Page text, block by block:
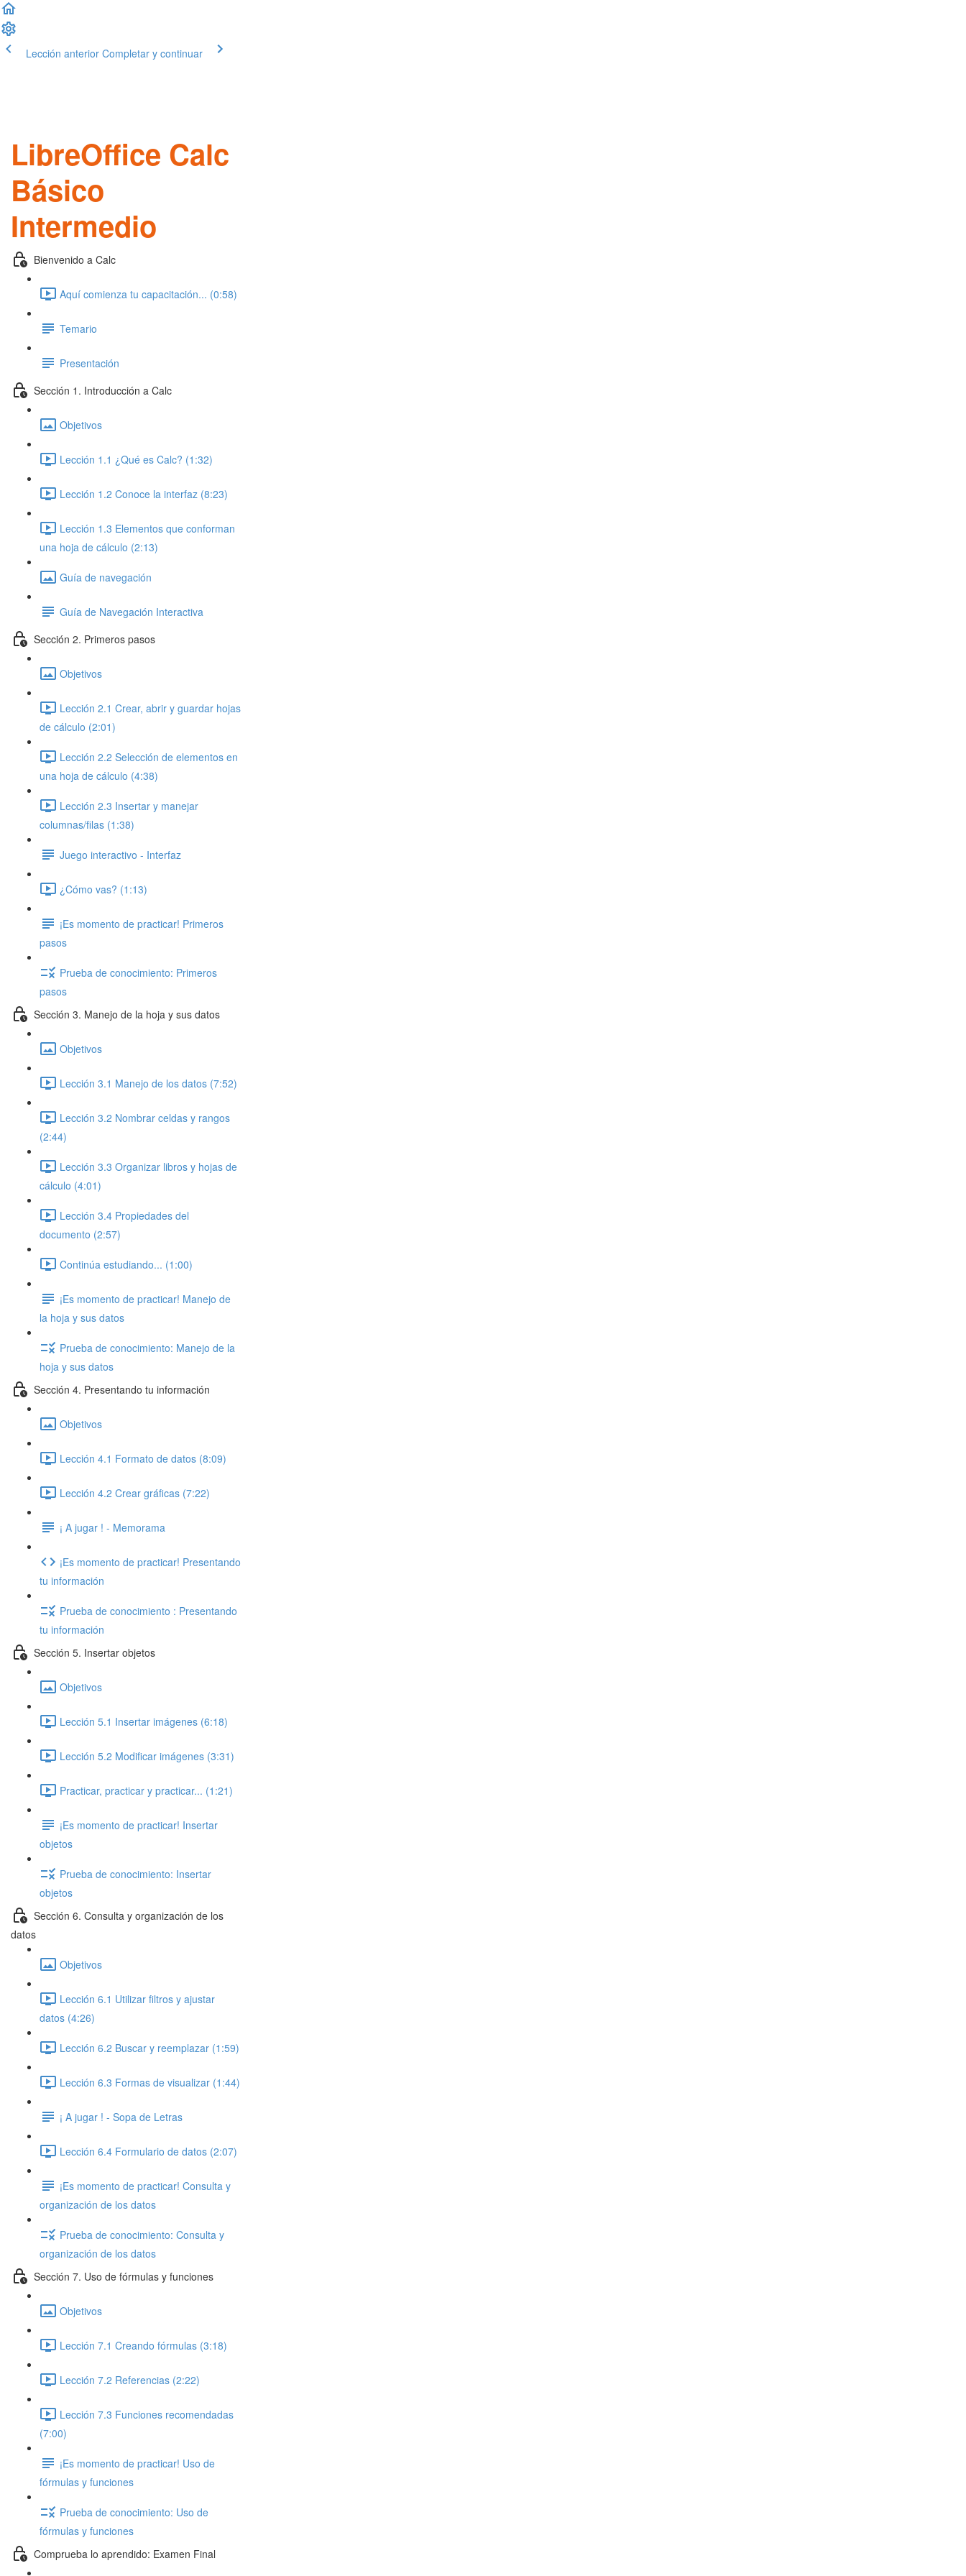
Lección anterior Completar y continuar
LibreOffice Calc
Básico
Intermedio
Bienvenido a Calc
Aquí comienza tu capacitación... (0:58)
Temario
Presentación
Sección 1. Introducción a Calc
Objetivos
Lección 1.1 ¿Qué es Calc? (1:32)
Lección 1.2 Conoce la interfaz (8:23)
Lección 1.3 Elementos que conforman
una hoja de cálculo (2:13)
Guía de navegación
Guía de Navegación Interactiva
Sección 2. Primeros pasos
Objetivos
Lección 2.1 Crear, abrir y guardar hojas
de cálculo (2:01)
Lección 2.2 Selección de elementos en
una hoja de cálculo (4:38)
Lección 2.3 Insertar y manejar
columnas/filas (1:38)
Juego interactivo - Interfaz
¿Cómo vas? (1:13)
¡Es momento de practicar! Primeros
pasos
Prueba de conocimiento: Primeros
pasos
Sección 3. Manejo de la hoja y sus datos
Objetivos
Lección 3.1 Manejo de los datos (7:52)
Lección 3.2 Nombrar celdas y rangos
(2:44)
Lección 3.3 Organizar libros y hojas de
cálculo (4:01)
Lección 3.4 Propiedades del
documento (2:57)
Continúa estudiando... (1:00)
¡Es momento de practicar! Manejo de
la hoja y sus datos
Prueba de conocimiento: Manejo de la
hoja y sus datos
Sección 4. Presentando tu información
Objetivos
Lección 4.1 Formato de datos (8:09)
Lección 4.2 Crear gráficas (7:22)
¡ A jugar ! - Memorama
¡Es momento de practicar! Presentando
tu información
Prueba de conocimiento : Presentando
tu información
Sección 5. Insertar objetos
Objetivos
Lección 5.1 Insertar imágenes (6:18)
Lección 5.2 Modificar imágenes (3:31)
Practicar, practicar y practicar... (1:21)
¡Es momento de practicar! Insertar
objetos
Prueba de conocimiento: Insertar
objetos
Sección 6. Consulta y organización de los
datos
Objetivos
Lección 6.1 Utilizar filtros y ajustar
datos (4:26)
Lección 6.2 Buscar y reemplazar (1:59)
Lección 6.3 Formas de visualizar (1:44)
¡ A jugar ! - Sopa de Letras
Lección 6.4 Formulario de datos (2:07)
¡Es momento de practicar! Consulta y
organización de los datos
Prueba de conocimiento: Consulta y
organización de los datos
Sección 7. Uso de fórmulas y funciones
Objetivos
Lección 7.1 Creando fórmulas (3:18)
Lección 7.2 Referencias (2:22)
Lección 7.3 Funciones recomendadas
(7:00)
¡Es momento de practicar! Uso de
fórmulas y funciones
Prueba de conocimiento: Uso de
fórmulas y funciones
Comprueba lo aprendido: Examen Final